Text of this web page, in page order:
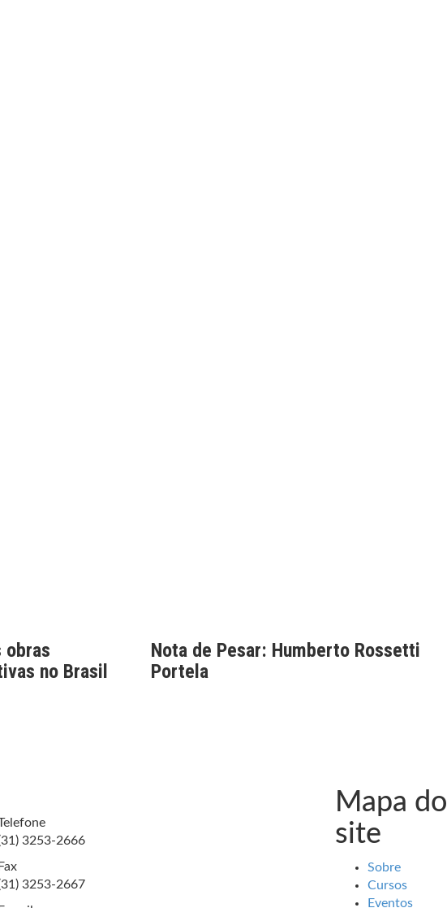
obras
no Brasil
Nota de Pesar: Humberto Rossetti
Portela
3253-2666
Fax
3253-2667
Mapa do
site
Sobre
Cursos
Eventos